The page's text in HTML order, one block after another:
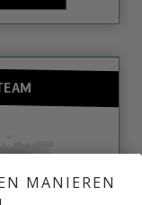
MANIEREN